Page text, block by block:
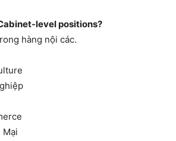
level positions?
hàng nội các.
Mại